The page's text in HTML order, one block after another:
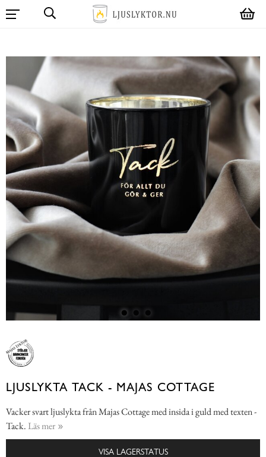
LJUSLYKTA TACK - MAJAS COTTAGE
Vacker svart ljuslykta från Majas Cottage med insida i guld med texten -
Tack. Läs mer
VISA LAGERSTATUS